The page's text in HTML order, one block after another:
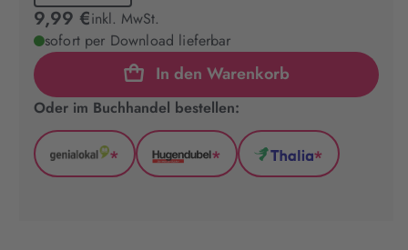
9,99 €inkl. MwSt.
sofort per Download lieferbar
In den Warenkorb
Oder im Buchhandel bestellen:
GenialLokal
*
Hugendubel
*
Thalia
*